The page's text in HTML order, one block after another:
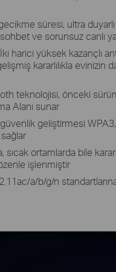
süresi, ultra
ve sorunsuz canlı
İki harici yüksek kazançlı
kararlılıkla evinizin
teknolojisi, önceki
Alanı sunar
geliştirmesi
ortamlarda bile
işlenmiştir
a/b/g/n